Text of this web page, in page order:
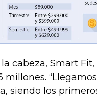
cabeza, Smart
millones.
siendo los